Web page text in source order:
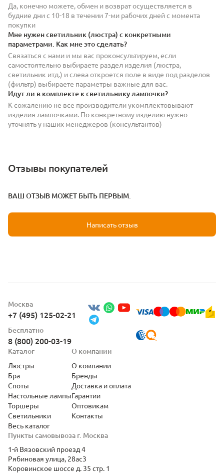
Да, конечно можете, обмен и возврат осуществляется в
будние дни с 10-18 в течении 7-ми рабочих дней с момента
покупки
Мне нужен светильник (люстра) с конкретными
параметрами. Как мне это сделать?
Связаться с нами и мы вас проконсультируем, если
самостоятельно выбираете раздел изделия (люстра,
светильник итд.) и слева откроется поле в виде под разделов
(фильтр) выбираете параметры важные для вас.
Идут ли в комплекте к светильнику лампочки?
К сожалению не все производители укомплектовывают
изделия лампочками. По конкретному изделию нужно
уточнять у наших менеджеров (консультантов)
Отзывы покупателей
ВАШ ОТЗЫВ МОЖЕТ БЫТЬ ПЕРВЫМ.
Написать отзыв
Москва
+7 (495) 125-02-21
Бесплатно
8 (800) 200-03-19
Пункты самовывоза г. Москва
1-й Вязовский проезд 4
Рябиновая улица, 28ас3
Коровинское шоссе д. 35 стр. 1
Каталог
Люстры
Бра
Споты
Настольные лампы
Торшеры
Светильники
Весь каталог
О компании
О компании
Бренды
Доставка и оплата
Гарантии
Оптовикам
Контакты